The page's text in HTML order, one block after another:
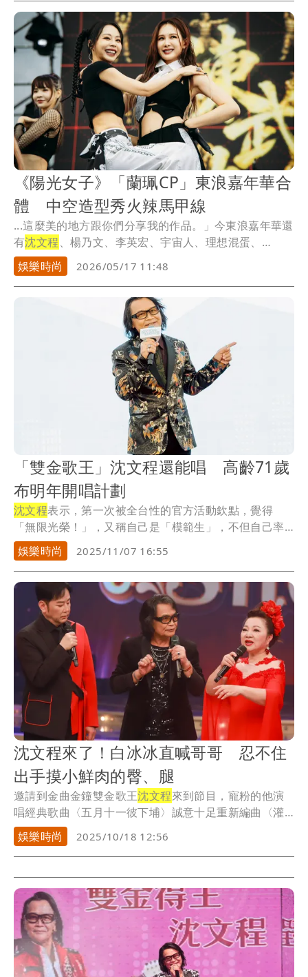
《陽光女子》「蘭珮CP」東浪嘉年華合
體 中空造型秀火辣馬甲線
...這麼美的地方跟你們分享我的作品。」今東浪嘉年華還
有沈文程、楊乃文、李英宏、宇宙人、理想混蛋、
some...
娛樂時尚 2026/05/17 11:48
「雙金歌王」沈文程還能唱 高齡71歲
布明年開唱計劃
沈文程表示，第一次被全台性的官方活動欽點，覺得
「無限光榮！」，又稱自己是「模範生」，不但自己率
先要去...
娛樂時尚 2025/11/07 16:55
沈文程來了！白冰冰直喊哥哥 忍不住
出手摸小鮮肉的臀、腿
邀請到金曲金鐘雙金歌王沈文程來到節目，寵粉的他演
唱經典歌曲〈五月十一彼下埔〉誠意十足重新編曲〈灌
籃高...
娛樂時尚 2025/10/18 12:56